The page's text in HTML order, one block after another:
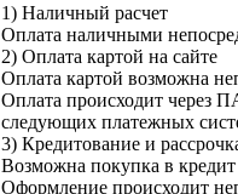
1) Наличный расчет
Оплата наличными
2) Оплата картой на сайте
Оплата картой возможна
Оплата происходит через
следующих платежных
3) Кредитование и
Возможна покупка в
Оформление происходит